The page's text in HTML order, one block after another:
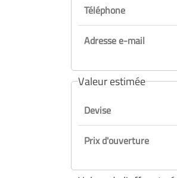
Téléphone
Adresse e-mail
Valeur estimée
Devise
Prix d'ouverture